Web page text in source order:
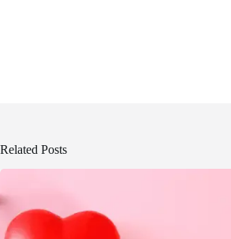
Related Posts